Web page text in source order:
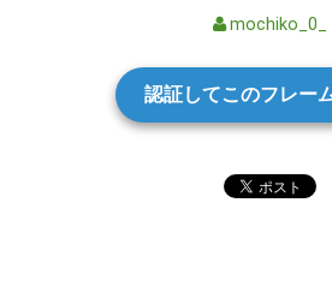
mochiko_0_
認証してこのフレー